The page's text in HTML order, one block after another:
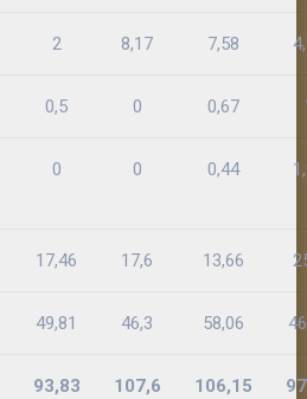
2 8,17 7,58
0,5 0 0,67
0 0 0,44
17,46 17,6 13,66
49,81 46,3 58,06
93,83 107,6 106,15